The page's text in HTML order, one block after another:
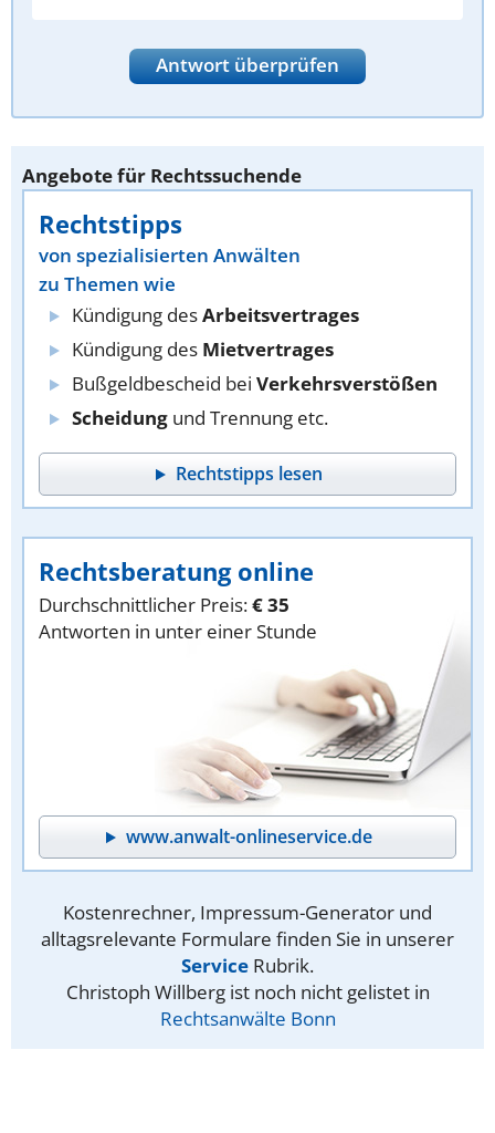
Antwort überprüfen
Angebote für Rechtssuchende
Rechtstipps
von spezialisierten Anwälten
zu Themen wie
Kündigung desArbeitsvertrages
Kündigung des Mietvertrages
Bußgeldbescheid bei Verkehrsverstößen
Scheidung und Trennung etc.
Rechtstipps lesen
Rechtsberatung online
Durchschnittlicher Preis:€ 35
Antworten in unter einer Stunde
www.anwalt-onlineservice.de
Kostenrechner, Impressum-Generator und
alltagsrelevante Formulare finden Sie in unserer
Service Rubrik.
Christoph Willberg ist noch nicht gelistet in
Rechtsanwälte Bonn